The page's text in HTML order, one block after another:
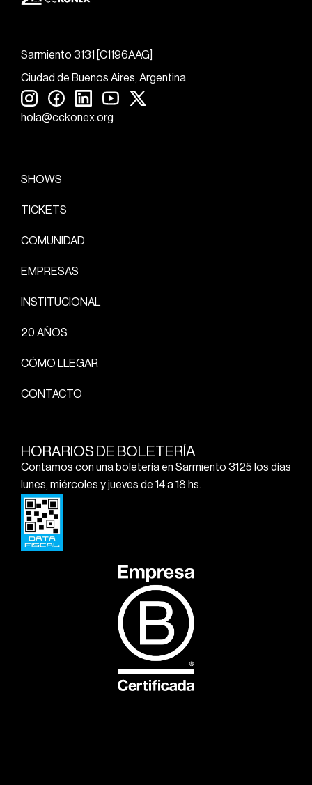
Sarmiento 3131 [C1196AAG]
Ciudad de Buenos Aires, Argentina
hola@cckonex.org
SHOWS
TICKETS
COMUNIDAD
EMPRESAS
INSTITUCIONAL
20 AÑOS
CÓMO LLEGAR
CONTACTO
HORARIOS DE BOLETERÍA
Contamos con una boletería en Sarmiento 3125 los días
lunes, miércoles y jueves de 14 a 18 hs.